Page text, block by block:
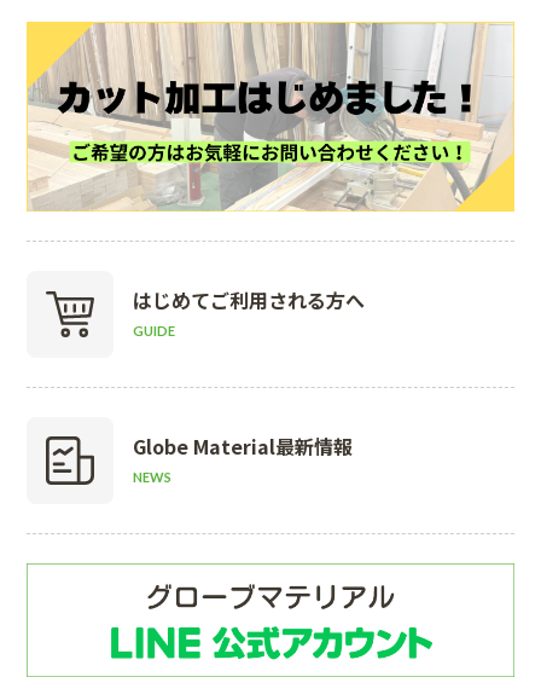
はじめてご利用される方へ
GUIDE
Globe Material最新情報
NEWS